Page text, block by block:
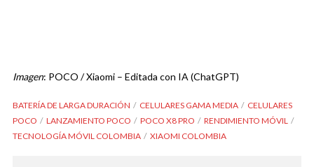
Imagen: POCO / Xiaomi – Editada con IA (ChatGPT)
BATERÍA DE LARGA DURACIÓN CELULARES GAMA MEDIA
CELULARES
POCO
LANZAMIENTO POCO POCO X8 PRO
RENDIMIENTO MÓVIL
TECNOLOGÍA MÓVIL COLOMBIA
XIAOMI COLOMBIA